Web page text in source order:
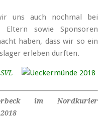
uns auch nochmal bei
sowie Sponsoren
haben, dass wir so ein
erleben durften.
SVL
im Nordkurier